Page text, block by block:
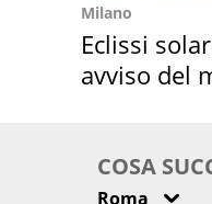
Milano
Eclissi
avviso del